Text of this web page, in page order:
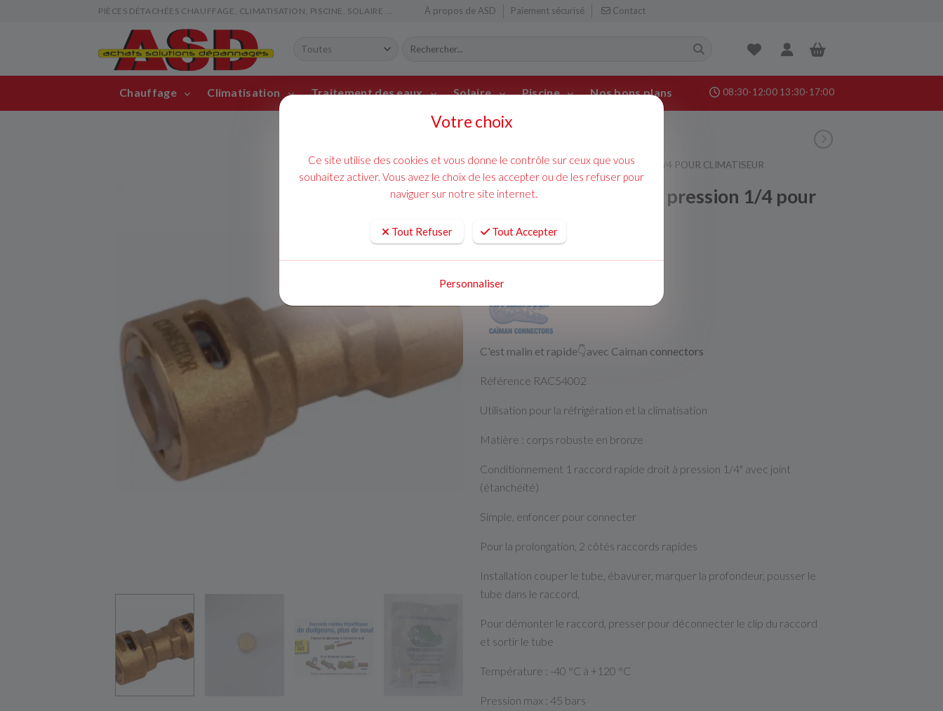
PIÈCES DÉTACHÉES CHAUFFAGE, CLIMATISATION, PISCINE, SOLAIRE ... À propos de ASD Paiement sécurisé Contact
Chauffage Climatisation Traitement des eaux Solaire Piscine Nos bons plans
chauffage
08:30-12:00 13:30-17:00
RACCORD RAPIDE DROIT À PRESSION 1/4 POUR CLIMATISEUR
raccord rapide droit à pression 1/4 pour
16,80 € TTC
C'est malin et rapide👇avec Caiman connectors
Référence RAC54002
Utilisation pour la réfrigération et la climatisation
Matière : corps robuste en bronze
Conditionnement 1 raccord rapide droit à pression 1/4" avec joint
(étanchéité)
Simple, enfoncer pour connecter
Pour la prolongation, 2 côtés raccords rapides
Installation couper le tube, ébavurer, marquer la profondeur, pousser le
tube dans le raccord,
Pour démonter le raccord, presser pour déconnecter le clip du raccord
et sortir le tube
Température : -40 °C à +120 °C
Pression max : 45 bars
Votre choix
Ce site utilise des cookies et vous donne le contrôle sur ceux que vous
souhaitez activer. Vous avez le choix de les accepter ou de les refuser pour
naviguer sur notre site internet.
Tout Refuser Tout Accepter
Personnaliser